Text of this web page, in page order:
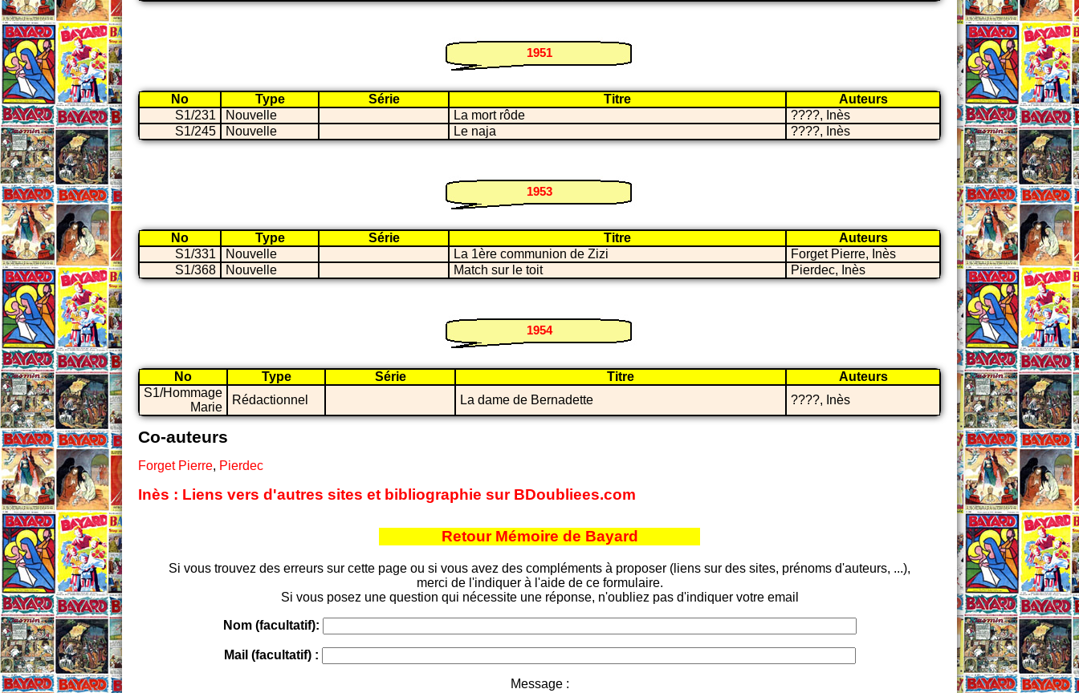
1951
No Type Série Titre
Auteurs
S1/231
Nouvelle La mort rôde
????, Inès
S1/245
Nouvelle Le naja ????, Inès
1953
No Type Série Titre
Auteurs
S1/331
Nouvelle La 1ère communion de Zizi
Forget Pierre, Inès
S1/368
Nouvelle Match sur le toit Pierdec, Inès
1954
No Type Série Titre
Auteurs
S1/Hommage
Marie
Rédactionnel La dame de Bernadette ????, Inès
Co-auteurs
Forget Pierre, Pierdec
Inès : Liens vers d'autres sites et bibliographie sur BDoubliees.com
Retour Mémoire de Bayard
Si vous trouvez des erreurs sur cette page ou si vous avez des compléments à proposer (liens sur des sites, prénoms d'auteurs, ...),
merci de l'indiquer à l'aide de ce formulaire.
Si vous posez une question qui nécessite une réponse, n'oubliez pas d'indiquer votre email
Nom (facultatif):
Mail (facultatif) :
Message :